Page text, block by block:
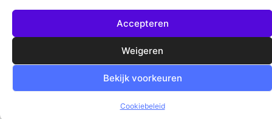
Accepteren
Weigeren
Bekijk voorkeuren
Cookiebeleid